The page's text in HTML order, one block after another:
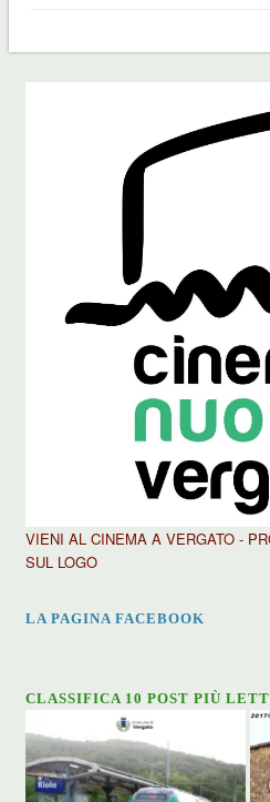
VIENI AL CINEMA A VERGATO -
SUL LOGO
LA PAGINA FACEBOOK
CLASSIFICA 10 POST PIÙ